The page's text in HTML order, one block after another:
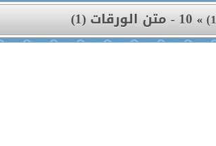
»10 - متن الورقات (1)